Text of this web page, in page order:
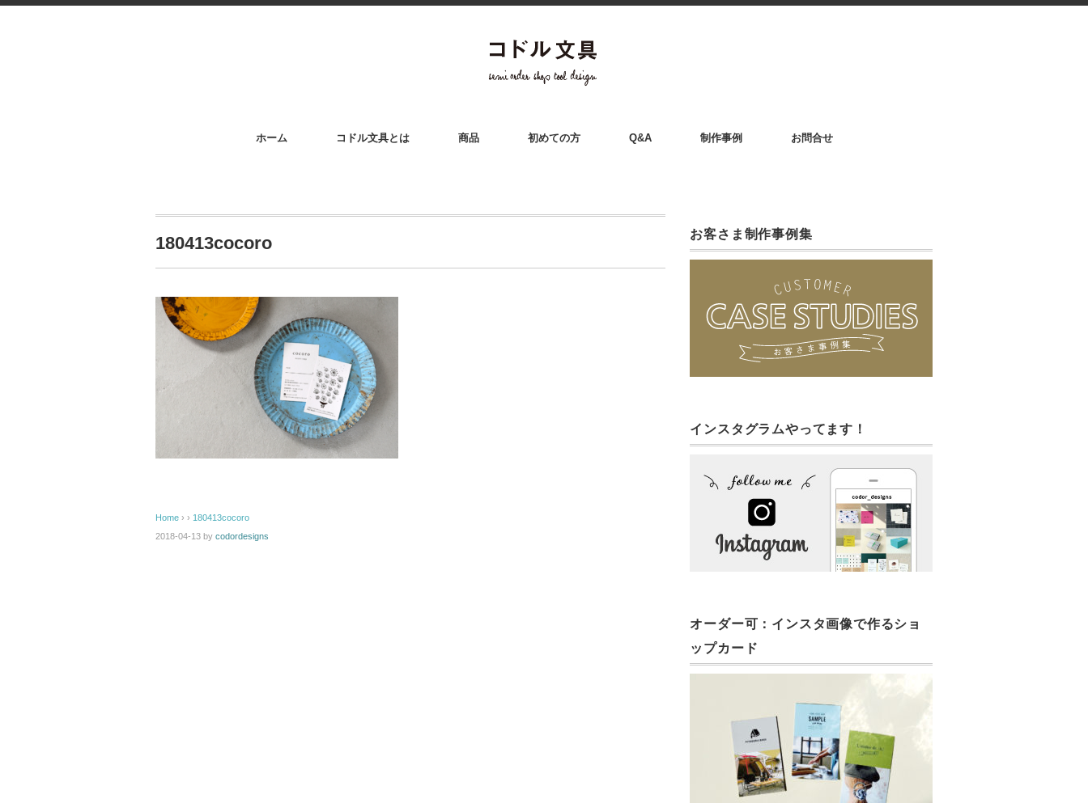
ホーム コドル文具とは 商品 初めての方 Q&A 制作事例 お問合せ
180413cocoro
Home › › 180413cocoro
2018-04-13 by codordesigns
お客さま制作事例集
インスタグラムやってます！
オーダー可：インスタ画像で作るショ
ップカード